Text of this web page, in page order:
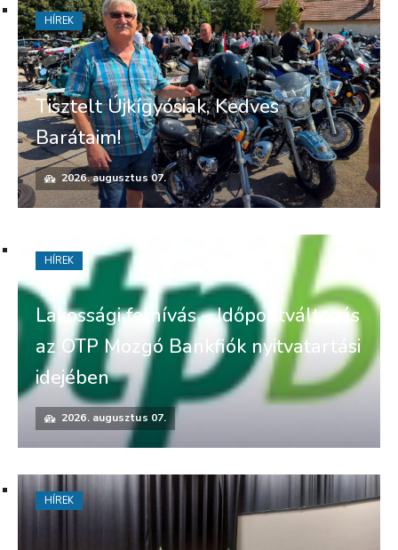
Tisztelt Újkígyósiak, Kedves
Barátaim!
2026. augusztus 07.
HÍREK
Lakossági felhívás – Időpontváltozás
az OTP Mozgó Bankfiók nyitvatartási
idejében
2026. augusztus 07.
HÍREK
HÍREK